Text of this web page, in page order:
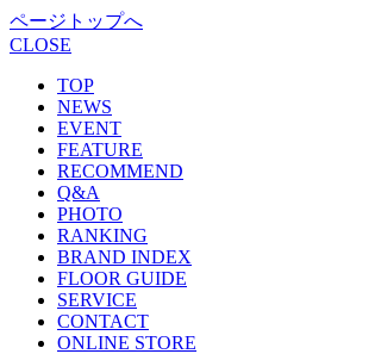
ページトップへ
CLOSE
TOP
NEWS
EVENT
FEATURE
RECOMMEND
Q&A
PHOTO
RANKING
BRAND INDEX
FLOOR GUIDE
SERVICE
CONTACT
ONLINE STORE